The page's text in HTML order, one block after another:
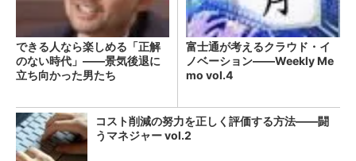
できる人なら楽しめる「正解
のない時代」――景気後退に
立ち向かった男たち
富士通が考えるクラウド・イ
ノベーション――Weekly Me
mo vol.4
コスト削減の努力を正しく評価する方法――闘
うマネジャー vol.2